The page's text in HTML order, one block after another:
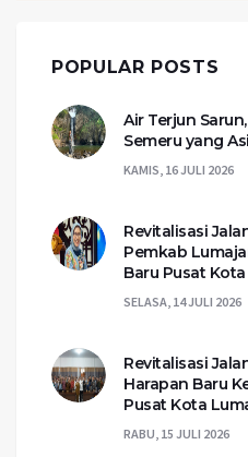
POPULAR POSTS
Air Terjun
Semeru yang
KAMIS, 16 JULI 2026
Revitalisasi
Pemkab
Baru Pusat Kota
SELASA, 14 JULI 2026
Revitalisasi
Harapan Baru
Pusat Kota
RABU, 15 JULI 2026